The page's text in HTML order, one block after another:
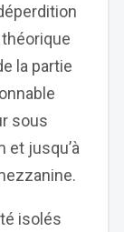
la partie
sous
et jusqu’à
isolés